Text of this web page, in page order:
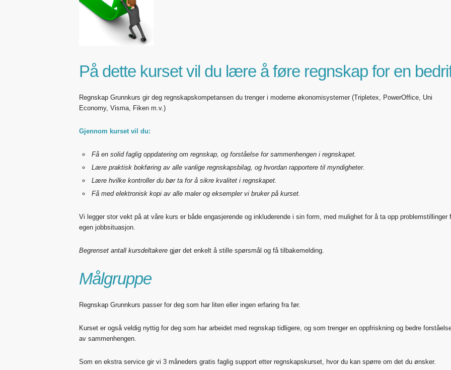
På dette kurset vil du lære å føre regnskap for en
Regnskap Grunnkurs gir deg regnskapskompetansen du trenger i moderne økonomisystemer (Tripletex, PowerOffice, Uni
Economy, Visma, Fiken m.v.)
Gjennom kurset vil du:
Få en solid faglig oppdatering om regnskap, og forståelse for sammenhengen i regnskapet.
Lære praktisk bokføring av alle vanlige regnskapsbilag, og hvordan rapportere til myndigheter.
Lære hvilke kontroller du bør ta for å sikre kvalitet i regnskapet.
Få med elektronisk kopi av alle maler og eksempler vi bruker på kurset.
Vi legger stor vekt på at våre kurs er både engasjerende og inkluderende i sin form, med mulighet for å ta opp problemstillinger
egen jobbsituasjon.
Begrenset antall kursdeltakere gjør det enkelt å stille spørsmål og få tilbakemelding.
Målgruppe
Regnskap Grunnkurs passer for deg som har liten eller ingen erfaring fra før.
Kurset er også veldig nyttig for deg som har arbeidet med regnskap tidligere, og som trenger en oppfriskning og bedre
av sammenhengen.
Som en ekstra service gir vi 3 måneders gratis faglig support etter regnskapskurset, hvor du kan spørre om det du ønsker.